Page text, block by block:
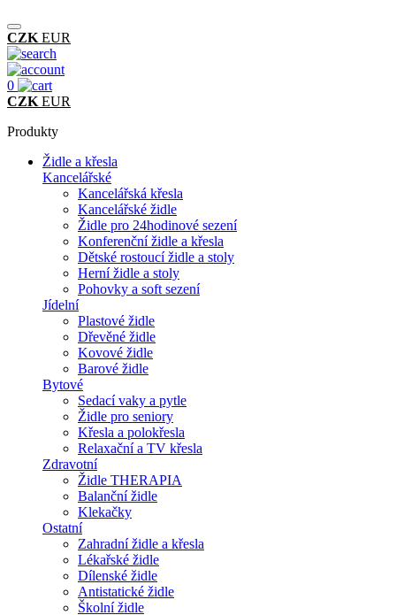
CZK EUR
0
CZK EUR
Produkty
Židle a křesla
Kancelářské
Kancelářská křesla
Kancelářské židle
Židle pro 24hodinové sezení
Konferenční židle a křesla
Dětské rostoucí židle a stoly
Herní židle a stoly
Pohovky a soft sezení
Jídelní
Plastové židle
Dřevěné židle
Kovové židle
Barové židle
Bytové
Sedací vaky a pytle
Židle pro seniory
Křesla a polokřesla
Relaxační a TV křesla
Zdravotní
Židle THERAPIA
Balanční židle
Klekačky
Ostatní
Zahradní židle a křesla
Lékařské židle
Dílenské židle
Antistatické židle
Školní židle